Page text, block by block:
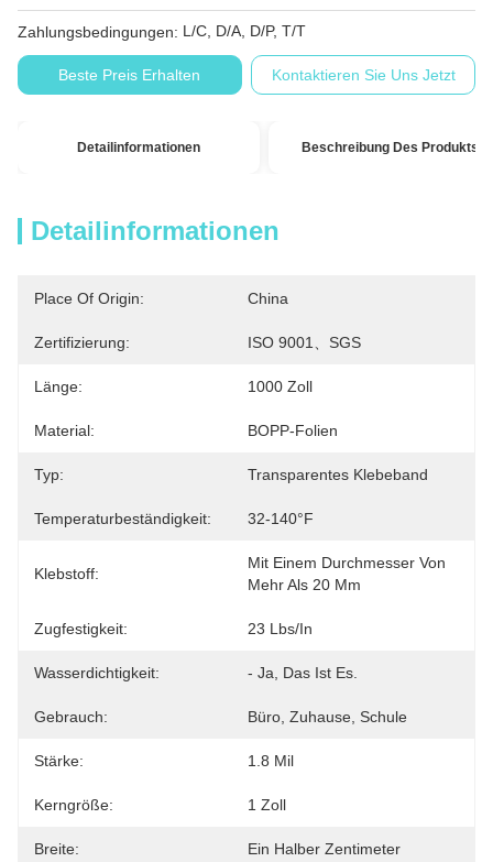
Zahlungsbedingungen: L/C, D/A, D/P, T/T
Beste Preis Erhalten Kontaktieren Sie Uns Jetzt
Detailinformationen Beschreibung Des Produkts
Detailinformationen
Place Of Origin: China
Zertifizierung: ISO 9001、SGS
Länge: 1000 Zoll
Material: BOPP-Folien
Typ: Transparentes Klebeband
Temperaturbeständigkeit: 32-140°F
Klebstoff:
Mit Einem Durchmesser Von
Mehr Als 20 Mm
Zugfestigkeit: 23 Lbs/in
Wasserdichtigkeit: - Ja, Das Ist Es.
Gebrauch: Büro, Zuhause, Schule
Stärke: 1.8 Mil
Kerngröße: 1 Zoll
Breite: Ein Halber Zentimeter